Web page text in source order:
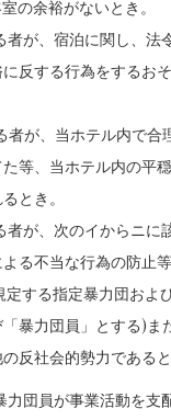
の余裕がないとき。
者が、宿泊に関し、法
反する行為をするお
者が、当ホテル内で合
等、当ホテル内の平
とき。
者が、次のイからニに
る不当な行為の防止
定する指定暴力団およ
暴力団員」とする)ま
反社会的勢力であると
力団員が事業活動を支